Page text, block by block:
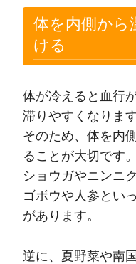
体を内側から
ける
体が冷えると血行
滞りやすくなります
そのため、体を内
ることが大切です。
ショウガやニンニ
ゴボウや人参とい
があります。
逆に、夏野菜や南